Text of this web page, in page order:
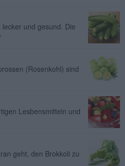
und gesund. Die
(Rosenkohl) sind
Lesbensmitteln und
geht, den Brokkoli zu